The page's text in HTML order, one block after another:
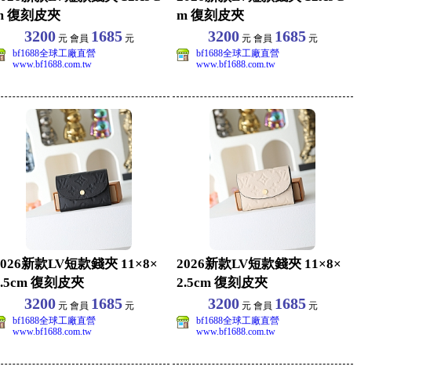
復刻皮夾
3200元 會員 1685元
bf1688全球工廠直營
www.bf1688.com.tw
m 復刻皮夾
3200元 會員 1685元
bf1688全球工廠直營
www.bf1688.com.tw
新款LV短款錢夾 11×8×
復刻皮夾
3200元 會員 1685元
bf1688全球工廠直營
www.bf1688.com.tw
2026新款LV短款錢夾 11×8×
2.5cm 復刻皮夾
3200元 會員 1685元
bf1688全球工廠直營
www.bf1688.com.tw